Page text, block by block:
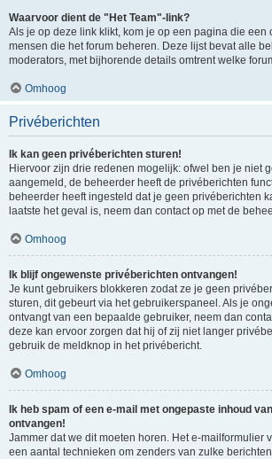
Waarvoor dient de "Het Team"-link?
Als je op deze link klikt, kom je op een pagina die een
mensen die het forum beheren. Deze lijst bevat alle
moderators, met bijhorende details omtrent welke
Omhoog
Privéberichten
Ik kan geen privéberichten sturen!
Hiervoor zijn drie redenen mogelijk: ofwel ben je niet
aangemeld, de beheerder heeft de privéberichten
beheerder heeft ingesteld dat je geen privéberichten
laatste het geval is, neem dan contact op met de
Omhoog
Ik blijf ongewenste privéberichten ontvangen!
Je kunt gebruikers blokkeren zodat ze je geen
sturen, dit gebeurt via het gebruikerspaneel. Als je
ontvangt van een bepaalde gebruiker, neem dan
deze kan ervoor zorgen dat hij of zij niet langer
gebruik de meldknop in het privébericht.
Omhoog
Ik heb spam of een e-mail met ongepaste inhoud
ontvangen!
Jammer dat we dit moeten horen. Het e-mailformulier
een aantal technieken om zenders van zulke